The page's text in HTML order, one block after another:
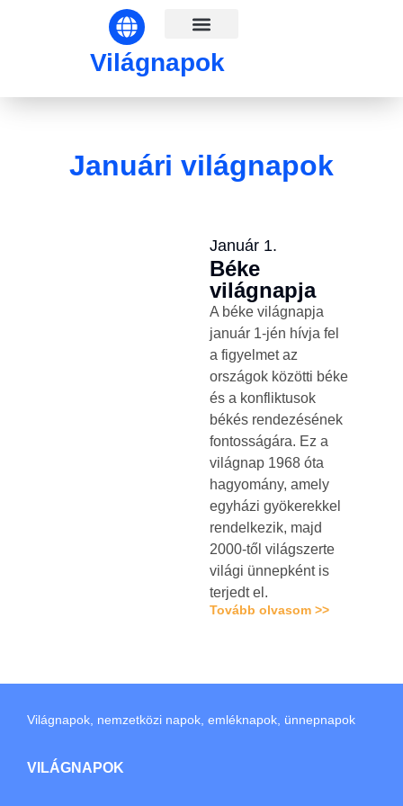
Világnapok
Januári világnapok
Január 1.
Béke
világnapja
A béke világnapja
január 1-jén hívja fel
a figyelmet az
országok közötti béke
és a konfliktusok
békés rendezésének
fontosságára. Ez a
világnap 1968 óta
hagyomány, amely
egyházi gyökerekkel
rendelkezik, majd
2000-től világszerte
világi ünnepként is
terjedt el.
Tovább olvasom >>
Világnapok, nemzetközi napok, emléknapok, ünnepnapok
VILÁGNAPOK